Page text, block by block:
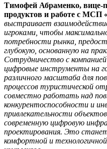
Тимофей Абраменко, вице-
продуктов и работе с МСП
выстраивает
игроками, чтобы
потребности рынка,
глубокую, основанную на
Сотрудничество с
цифровые инструменты на
различного масштаба для
процессов туристической
совместно работать над
конкурентоспособности и
привлекательности
современную цифровую
проектирования. Это
комфортной и